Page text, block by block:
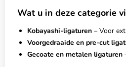
Wat u in deze categorie
Kobayashi-ligaturen – Voor
Voorgedraaide en pre-cut
Gecoate en metalen ligaturen